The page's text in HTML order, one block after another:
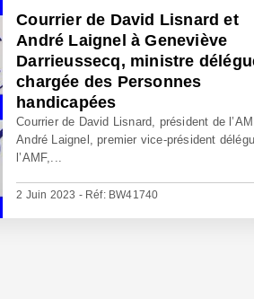
Courrier de David Lisnard et
André Laignel à Geneviève
Darrieussecq, ministre
chargée des Personnes
handicapées
Courrier de David Lisnard, président de
André Laignel, premier vice-président
l’AMF,...
2 Juin 2023 - Réf: BW41740